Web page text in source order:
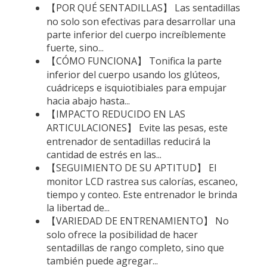
【POR QUÉ SENTADILLAS】 Las sentadillas
no solo son efectivas para desarrollar una
parte inferior del cuerpo increíblemente
fuerte, sino...
【CÓMO FUNCIONA】 Tonifica la parte
inferior del cuerpo usando los glúteos,
cuádriceps e isquiotibiales para empujar
hacia abajo hasta...
【IMPACTO REDUCIDO EN LAS
ARTICULACIONES】 Evite las pesas, este
entrenador de sentadillas reducirá la
cantidad de estrés en las...
【SEGUIMIENTO DE SU APTITUD】 El
monitor LCD rastrea sus calorías, escaneo,
tiempo y conteo. Este entrenador le brinda
la libertad de...
【VARIEDAD DE ENTRENAMIENTO】 No
solo ofrece la posibilidad de hacer
sentadillas de rango completo, sino que
también puede agregar...